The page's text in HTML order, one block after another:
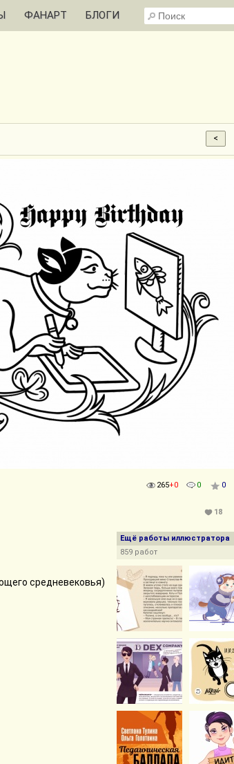
ФАНАРТ БЛОГИ
средневековья)
265+0 0 0
18
Ещё работы иллюстратора
859 работ